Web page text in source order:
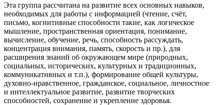
Эта группа рассчитана на развитие всех основных навыков,
необходимых для работы с информацией (чтение, счёт,
письмо, когнитивные способности такие, как логическое
мышление, пространственная ориентация, понимание,
вычисление, обучение, речь, способность рассуждать,
концентрация внимания, память, скорость и пр.), для
расширения знаний об окружающем мире (природных,
социальных, исторических, культурных и традиционных,
коммуникативных и т.п.), формирование общей культуры,
духовно-нравственное, гражданское, социальное, личностное
и интеллектуальное развитие, развитие творческих
способностей, сохранение и укрепление здоровья.